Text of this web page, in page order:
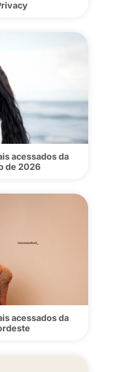
Silva lançam
brasileiro
a central de
especialmente para
da Privacy